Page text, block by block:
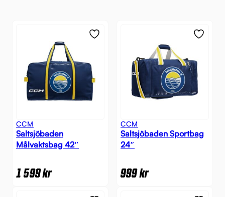
CCM
Saltsjöbaden
Målvaktsbag 42″
1 599kr
CCM
Saltsjöbaden Sportbag
24″
999kr